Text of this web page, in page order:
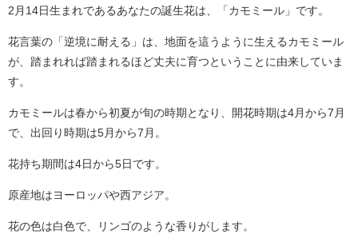
2月14日生まれであるあなたの誕生花は、「カモミール」です。
花言葉の「逆境に耐える」は、地面を這うように生えるカモミール
が、踏まれれば踏まれるほど丈夫に育つということに由来していま
す。
カモミールは春から初夏が旬の時期となり、開花時期は4月から7月
で、出回り時期は5月から7月。
花持ち期間は4日から5日です。
原産地はヨーロッパや西アジア。
花の色は白色で、リンゴのような香りがします。